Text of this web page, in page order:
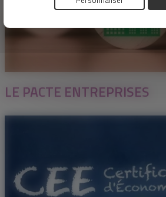
LE PACTE ENTREPRISES